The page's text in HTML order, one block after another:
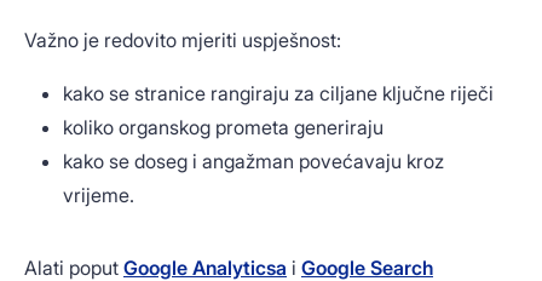
Važno je redovito mjeriti uspješnost:
kako se stranice rangiraju za ciljane ključne riječi
koliko organskog prometa generiraju
kako se doseg i angažman povećavaju kroz
vrijeme.
Alati poput Google Analyticsa i Google Search